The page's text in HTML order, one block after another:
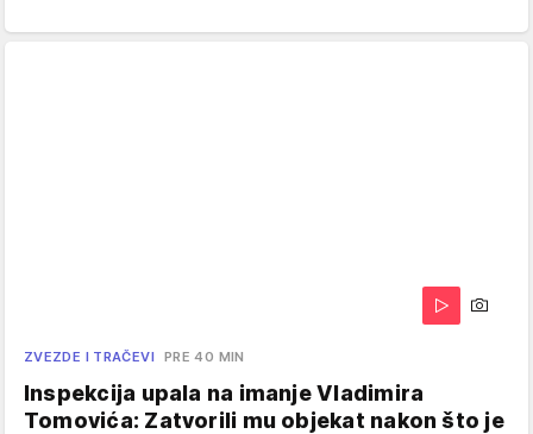
ZVEZDE I TRAČEVI PRE 40 MIN
Inspekcija upala na imanje Vladimira
Tomovića: Zatvorili mu objekat nakon što je